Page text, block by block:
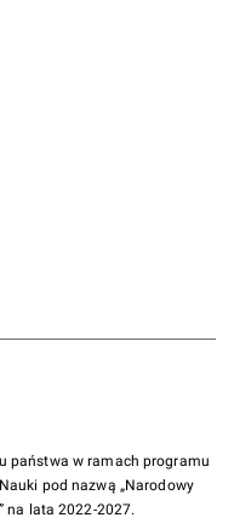
państwa w ramach programu
pod nazwą „Narodowy
na lata 2022-2027.